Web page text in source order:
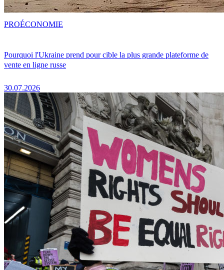
Pourquoi l'Ukraine prend pour cible la plus grande plateforme de
vente en ligne russe
30.07.2026
PROÉCONOMIE